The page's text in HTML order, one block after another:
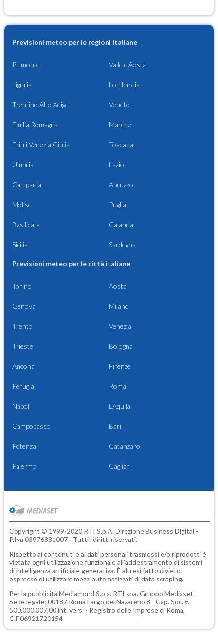
Previsioni meteo per le regioni italiane
Piemonte Valle d'Aosta
Liguria Lombardia
Trentino Alto Adige Veneto
Emilia Romagna Marche
Friuli Venezia Giulia Toscana
Umbria Lazio
Campania Abruzzo
Molise Puglia
Basilicata Calabria
Sicilia Sardegna
Previsioni meteo per le città italiane
Torino Aosta
Genova Milano
Trento Venezia
Trieste Bologna
Ancona Firenze
Perugia Roma
Napoli L'Aquila
Campobasso Bari
Potenza Catanzaro
Palermo Cagliari
Copyright © 1999-2020 RTI S.p.A. Direzione Business Digital -
P.Iva 03976881007 - Tutti i diritti riservati.
Rispetto ai contenuti e ai dati personali trasmessi e/o riprodotti è
vietata ogni utilizzazione funzionale all'addestramento di sistemi
di intelligenza artificiale generativa. È altresì fatto divieto
espresso di utilizzare mezzi automatizzati di data scraping.
Per la pubblicità Mediamond S.p.a. RTI spa, Gruppo Mediaset -
Sede legale: 00187 Roma Largo del Nazareno 8 - Cap. Soc. €
500.000.007,00 int. vers. - Registro delle Imprese di Roma,
C.F.06921720154